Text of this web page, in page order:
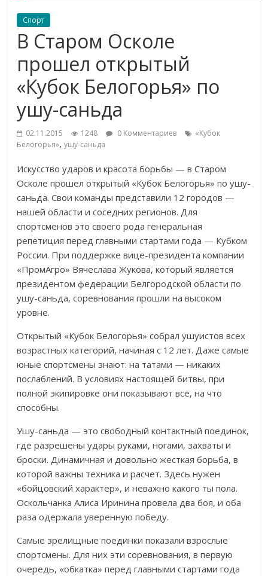
Спорт
В Старом Осколе
прошел открытый
«Кубок Белогорья» по
ушу-саньда
02.11.2015 1248 0 Комментариев
«Кубок
Белогорья»,ушу-саньда
Искусство ударов и красота борьбы — в Старом
Осколе прошел открытый «Кубок Белогорья» по ушу-
саньда. Свои команды представили 12 городов —
нашей области и соседних регионов. Для
спортсменов это своего рода генеральная
репетиция перед главными стартами года — Кубком
России. При поддержке вице-президента компании
«ПромАгро» Вячеслава Жукова, который является
президентом федерации Белгородской области по
ушу-саньда, соревнования прошли на высоком
уровне.
Открытый «Кубок Белогорья» собрал ушуистов всех
возрастных категорий, начиная с 12 лет. Даже самые
юные спортсмены знают: на татами — никаких
послаблений. В условиях настоящей битвы, при
полной экипировке они показывают все, на что
способны.
Ушу-саньда — это свободный контактный поединок,
где разрешены удары руками, ногами, захваты и
броски. Динамичная и довольно жесткая борьба, в
которой важны техника и расчет. Здесь нужен
«бойцовский характер», и неважно какого ты пола.
Оскольчанка Алиса Иринина провела два боя, и оба
раза одержала уверенную победу.
Самые зрелищные поединки показали взрослые
спортсмены. Для них эти соревнования, в первую
очередь, «обкатка» перед главными стартами года